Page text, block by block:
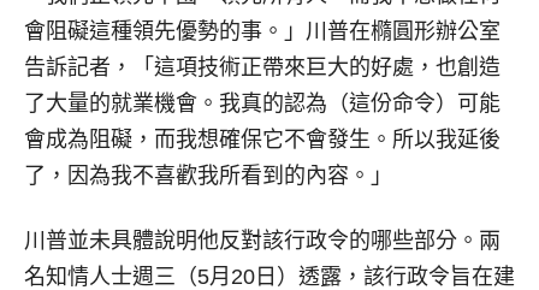
會阻礙這種領先優勢的事。」川普在橢圓形辦公室
告訴記者，「這項技術正帶來巨大的好處，也創造
了大量的就業機會。我真的認為（這份命令）可能
會成為阻礙，而我想確保它不會發生。所以我延後
了，因為我不喜歡我所看到的內容。」
川普並未具體說明他反對該行政令的哪些部分。兩
名知情人士週三（5月20日）透露，該行政令旨在建